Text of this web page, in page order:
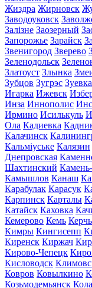
Жиздра Жирновск
Заводоуковск
Залізне Заозерный
Запорожье Зарайск
Звенигород Зверево
Зеленодольск
Златоуст Злынка
Зубцов Зугрэс Зуевка
Игарка Ижевск
Инза Иннополис
Ирмино Исилькуль
Ола Кадиевка
Калачинск
Кальміуське Калязин
Днепровская
Шахтинский
Камышлов Канаш
Карабулак Карасук
Карпинск Карталы
Катайск Каховка
Кемерово Кемь Керчь
Кимры Кингисепп
Киренск Киржач
Кирово-Чепецк
Кисловодск
Ковров Ковылкино
Козьмодемьянск Кола